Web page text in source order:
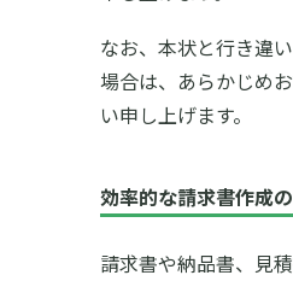
なお、本状と行き違
場合は、あらかじめ
い申し上げます。
効率的な請求書作成
請求書や納品書、見